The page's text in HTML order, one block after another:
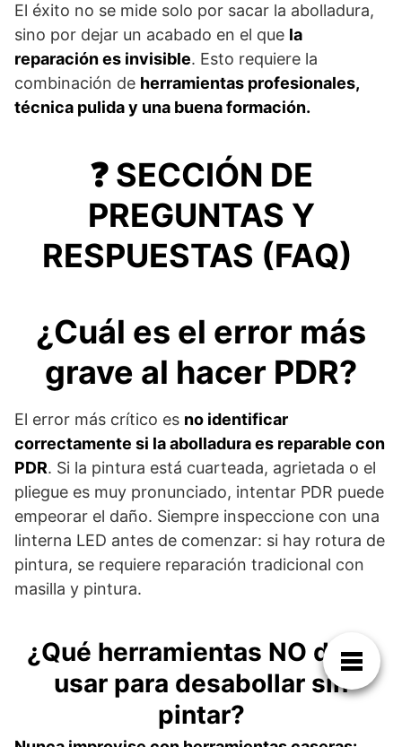
El éxito no se mide solo por sacar la abolladura,
sino por dejar un acabado en el que la
reparación es invisible. Esto requiere la
combinación de herramientas profesionales,
técnica pulida y una buena formación.
❓ SECCIÓN DE
PREGUNTAS Y
RESPUESTAS (FAQ)
¿Cuál es el error más
grave al hacer PDR?
El error más crítico es no identificar
correctamente si la abolladura es reparable con
PDR. Si la pintura está cuarteada, agrietada o el
pliegue es muy pronunciado, intentar PDR puede
empeorar el daño. Siempre inspeccione con una
linterna LED antes de comenzar: si hay rotura de
pintura, se requiere reparación tradicional con
masilla y pintura.
¿Qué herramientas NO debo
usar para desabollar sin
pintar?